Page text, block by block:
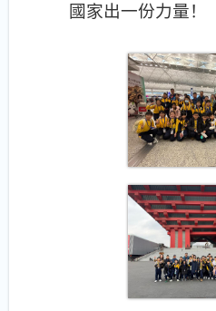
國家出一份力量！